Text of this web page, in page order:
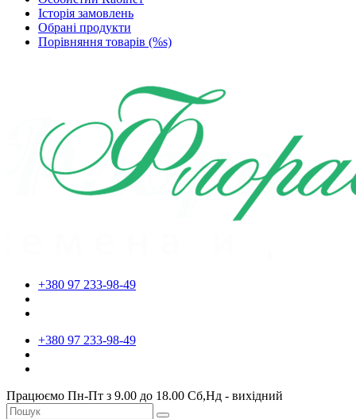
Історія замовлень
Обрані продукти
Порівняння товарів (%s)
+380 97 233-98-49
+380 97 233-98-49
Працюємо Пн-Пт з 9.00 до 18.00 Сб,Нд - вихідний